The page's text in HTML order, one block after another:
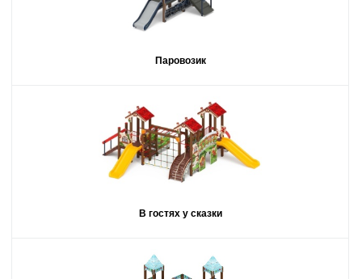
Паровозик
В гостях у сказки